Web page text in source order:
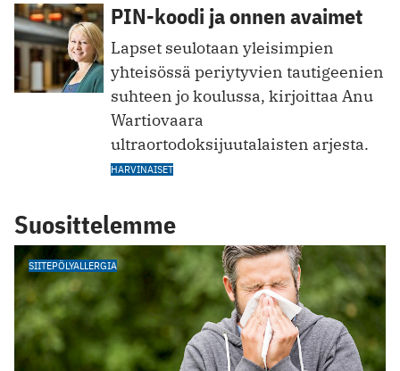
PIN-koodi ja onnen avaimet
Lapset seulotaan yleisimpien
yhteisössä periytyvien tautigeenien
suhteen jo koulussa, kirjoittaa Anu
Wartiovaara
ultraortodoksijuutalaisten arjesta.
HARVINAISET
Suosittelemme
SIITEPÖLYALLERGIA